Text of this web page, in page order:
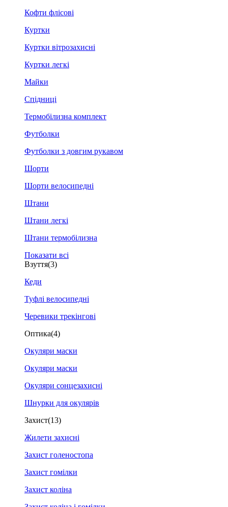
Кофти флісові
Куртки
Куртки вітрозахисні
Куртки легкі
Майки
Спідниці
Термобілизна комплект
Футболки
Футболки з довгим рукавом
Шорти
Шорти велосипедні
Штани
Штани легкі
Штани термобілизна
Показати всі
Взуття(3)
Кеди
Туфлі велосипедні
Черевики трекінгові
Оптика(4)
Окуляри маски
Окуляри маски
Окуляри сонцезахисні
Шнурки для окулярів
Захист(13)
Жилети захисні
Захист голеностопа
Захист гомілки
Захист коліна